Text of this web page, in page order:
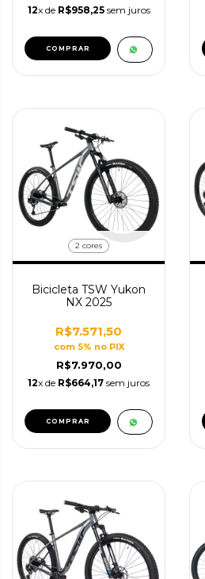
12x de R$958,25sem juros
COMPRAR
2 cores
Bicicleta TSW Yukon
NX 2025
R$7.571,50
com 5% no PIX
R$7.970,00
12x de R$664,17 sem juros
COMPRAR